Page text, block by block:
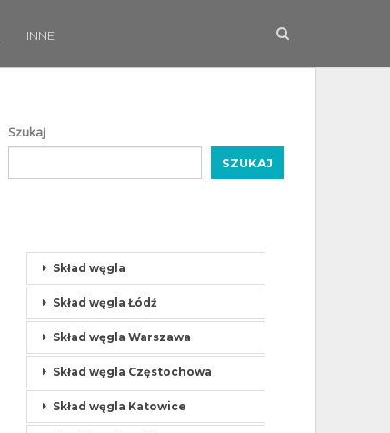
INNE
Szukaj
SZUKAJ
Skład węgla
Skład węgla Łódź
Skład węgla Warszawa
Skład węgla Częstochowa
Skład węgla Katowice